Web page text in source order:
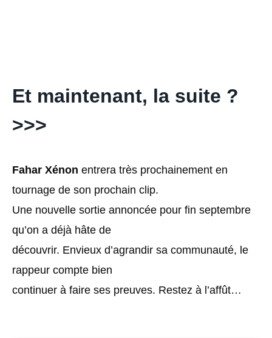
Et maintenant, la suite ?
>>>
Fahar Xénon entrera très prochainement en
tournage de son prochain clip.
Une nouvelle sortie annoncée pour fin septembre
qu’on a déjà hâte de
découvrir. Envieux d’agrandir sa communauté, le
rappeur compte bien
continuer à faire ses preuves. Restez à l’affût…